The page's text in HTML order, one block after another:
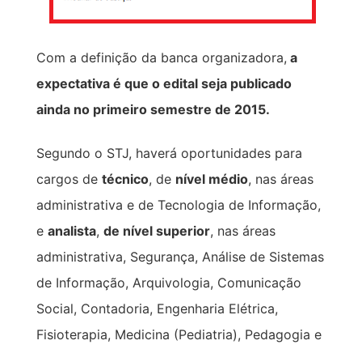
Com a definição da banca organizadora, a
expectativa é que o edital seja publicado
ainda no primeiro semestre de 2015.
Segundo o STJ, haverá oportunidades para
cargos de técnico, de nível médio, nas áreas
administrativa e de Tecnologia de Informação,
e analista, de nível superior, nas áreas
administrativa, Segurança, Análise de Sistemas
de Informação, Arquivologia, Comunicação
Social, Contadoria, Engenharia Elétrica,
Fisioterapia, Medicina (Pediatria), Pedagogia e